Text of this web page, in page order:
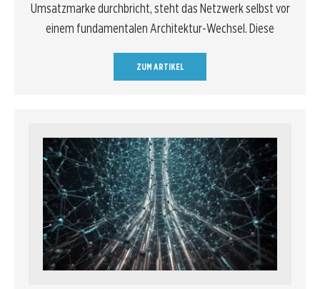
Umsatzmarke durchbricht, steht das Netzwerk selbst vor
einem fundamentalen Architektur-Wechsel. Diese
ZUM ARTIKEL